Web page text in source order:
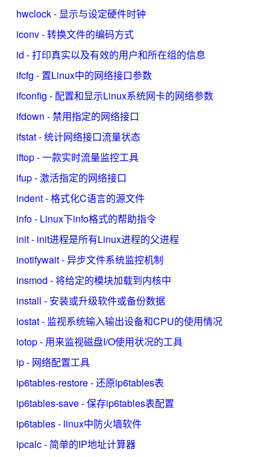
hwclock - 显示与设定硬件时钟
iconv - 转换文件的编码方式
id - 打印真实以及有效的用户和所在组的信息
ifcfg - 置Linux中的网络接口参数
ifconfig - 配置和显示Linux系统网卡的网络参数
ifdown - 禁用指定的网络接口
ifstat - 统计网络接口流量状态
iftop - 一款实时流量监控工具
ifup - 激活指定的网络接口
indent - 格式化C语言的源文件
info - Linux下info格式的帮助指令
init - init进程是所有Linux进程的父进程
inotifywait - 异步文件系统监控机制
insmod - 将给定的模块加载到内核中
install - 安装或升级软件或备份数据
iostat - 监视系统输入输出设备和CPU的使用情况
iotop - 用来监视磁盘I/O使用状况的工具
ip - 网络配置工具
ip6tables-restore - 还原ip6tables表
ip6tables-save - 保存ip6tables表配置
ip6tables - linux中防火墙软件
ipcalc - 简单的IP地址计算器